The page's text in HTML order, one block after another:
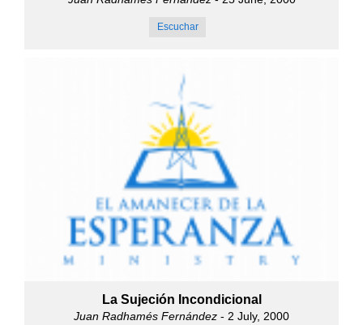
Escuchar
La Sujeción Incondicional
Juan Radhamés Fernández - 2 July, 2000